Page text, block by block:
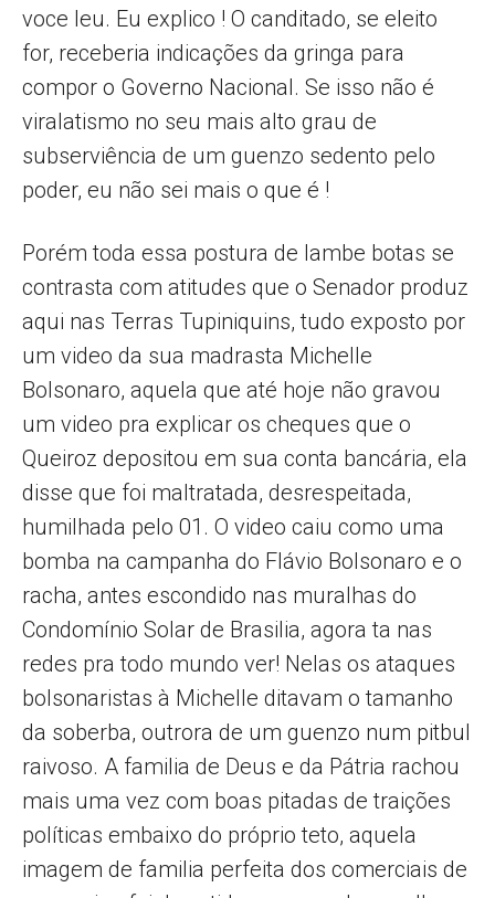
voce leu. Eu explico ! O canditado, se eleito
for, receberia indicações da gringa para
compor o Governo Nacional. Se isso não é
viralatismo no seu mais alto grau de
subserviência de um guenzo sedento pelo
poder, eu não sei mais o que é !
Porém toda essa postura de lambe botas se
contrasta com atitudes que o Senador produz
aqui nas Terras Tupiniquins, tudo exposto por
um video da sua madrasta Michelle
Bolsonaro, aquela que até hoje não gravou
um video pra explicar os cheques que o
Queiroz depositou em sua conta bancária, ela
disse que foi maltratada, desrespeitada,
humilhada pelo 01. O video caiu como uma
bomba na campanha do Flávio Bolsonaro e o
racha, antes escondido nas muralhas do
Condomínio Solar de Brasilia, agora ta nas
redes pra todo mundo ver! Nelas os ataques
bolsonaristas à Michelle ditavam o tamanho
da soberba, outrora de um guenzo num pitbul
raivoso. A familia de Deus e da Pátria rachou
mais uma vez com boas pitadas de traições
políticas embaixo do próprio teto, aquela
imagem de familia perfeita dos comerciais de